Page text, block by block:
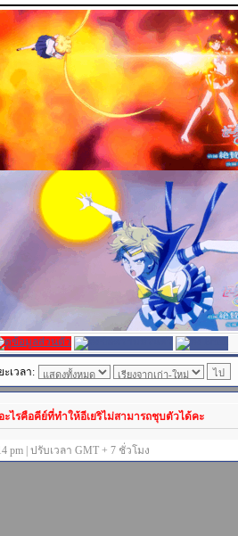
เวลา:
อะไรคือคีย์ที่ทำให้อีเยริไม่สามารถชุบตัวได้คะ
pm | ปรับเวลา GMT + 7 ชั่วโมง